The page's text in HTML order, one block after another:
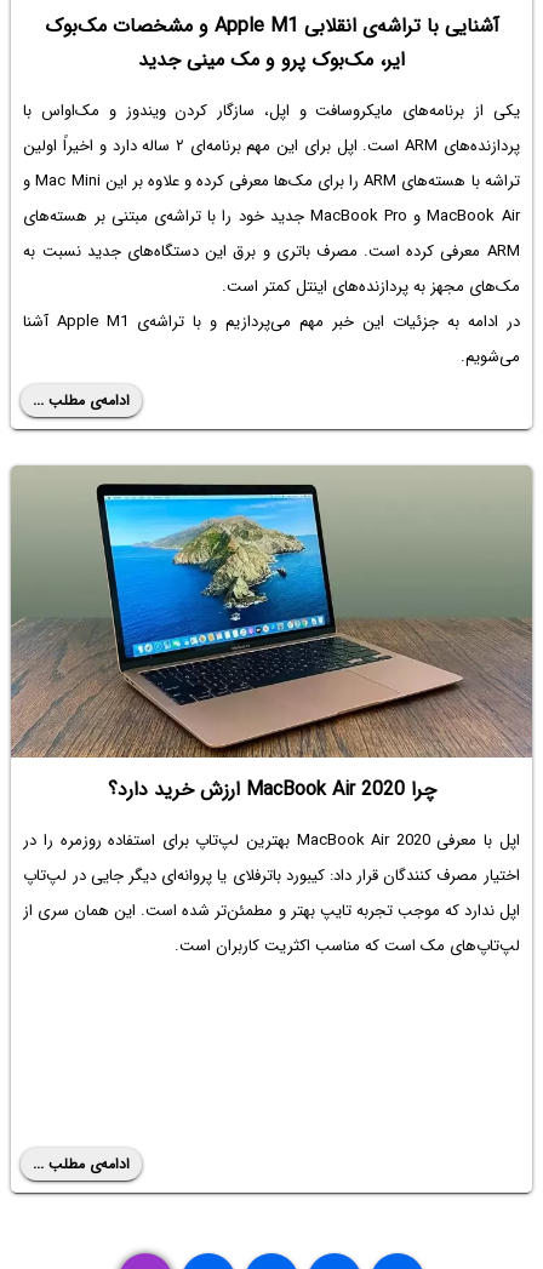
آشنایی با تراشه‌ی انقلابی Apple M1 و مشخصات مک‌بوک
ایر، مک‌بوک پرو و مک مینی جدید
یکی از برنامه‌های مایکروسافت و اپل، سازگار کردن ویندوز و مک‌او‌اس با
پردازنده‌های ARM است. اپل برای این مهم برنامه‌ای ۲ ساله دارد و اخیراً اولین
تراشه با هسته‌های ARM را برای مک‌ها معرفی کرده و علاوه بر این Mac Mini و
MacBook Air و MacBook Pro جدید خود را با تراشه‌ی مبتنی بر هسته‌های
ARM معرفی کرده است. مصرف باتری و برق این دستگاه‌های جدید نسبت به
مک‌های مجهز به پردازنده‌های اینتل کمتر است.
در ادامه به جزئیات این خبر مهم می‌پردازیم و با تراشه‌ی Apple M1 آشنا
می‌شویم.
ادامه‌ی مطلب ...
چرا MacBook Air 2020 ارزش خرید دارد؟
اپل با معرفی MacBook Air 2020 بهترین لپ‌تاپ برای استفاده روزمره را در
اختیار مصرف کنندگان قرار داد: کیبورد باترفلای یا پروانه‌ای دیگر جایی در لپ‌تاپ
اپل ندارد که موجب تجربه تایپ بهتر و مطمئن‌تر شده است. این همان سری از
لپ‌تاپ‌های مک است که مناسب اکثریت کاربران است.
ادامه‌ی مطلب ...